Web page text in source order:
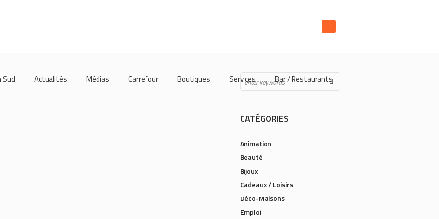
Sud Actualités Médias Carrefour Boutiques Services Bar / Restaurants
CATÉGORIES
Animation
Beauté
Bijoux
Cadeaux / Loisirs
Déco-Maisons
Emploi